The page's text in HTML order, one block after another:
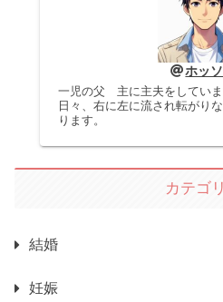
ホッ
一児の父 主に主夫をしていま
日々、右に左に流され転がり
ります。
カテゴ
結婚
妊娠